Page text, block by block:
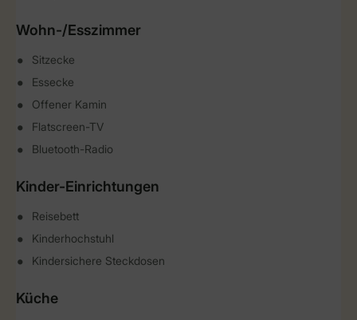
Wohn-/Esszimmer
Sitzecke
Essecke
Offener Kamin
Flatscreen-TV
Bluetooth-Radio
Kinder-Einrichtungen
Reisebett
Kinderhochstuhl
Kindersichere Steckdosen
Küche